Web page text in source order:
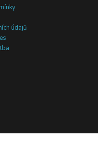
údajů